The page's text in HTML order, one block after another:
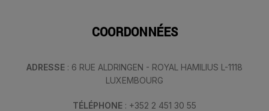
COORDONNÉES
ADRESSE : 6 RUE ALDRINGEN - ROYAL HAMILIUS L-1118
LUXEMBOURG
TÉLÉPHONE : +352 2 451 30 55